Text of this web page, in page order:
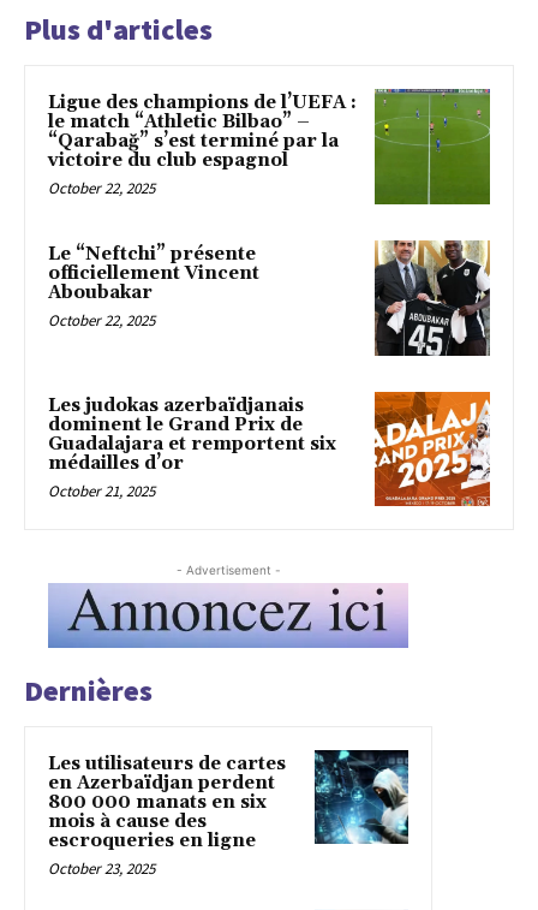
Plus d'articles
Ligue des champions de l’UEFA :
le match “Athletic Bilbao” –
“Qarabağ” s’est terminé par la
victoire du club espagnol
October 22, 2025
Le “Neftchi” présente
officiellement Vincent
Aboubakar
October 22, 2025
Les judokas azerbaïdjanais
dominent le Grand Prix de
Guadalajara et remportent six
médailles d’or
October 21, 2025
- Advertisement -
Dernières
Les utilisateurs de cartes
en Azerbaïdjan perdent
800 000 manats en six
mois à cause des
escroqueries en ligne
October 23, 2025